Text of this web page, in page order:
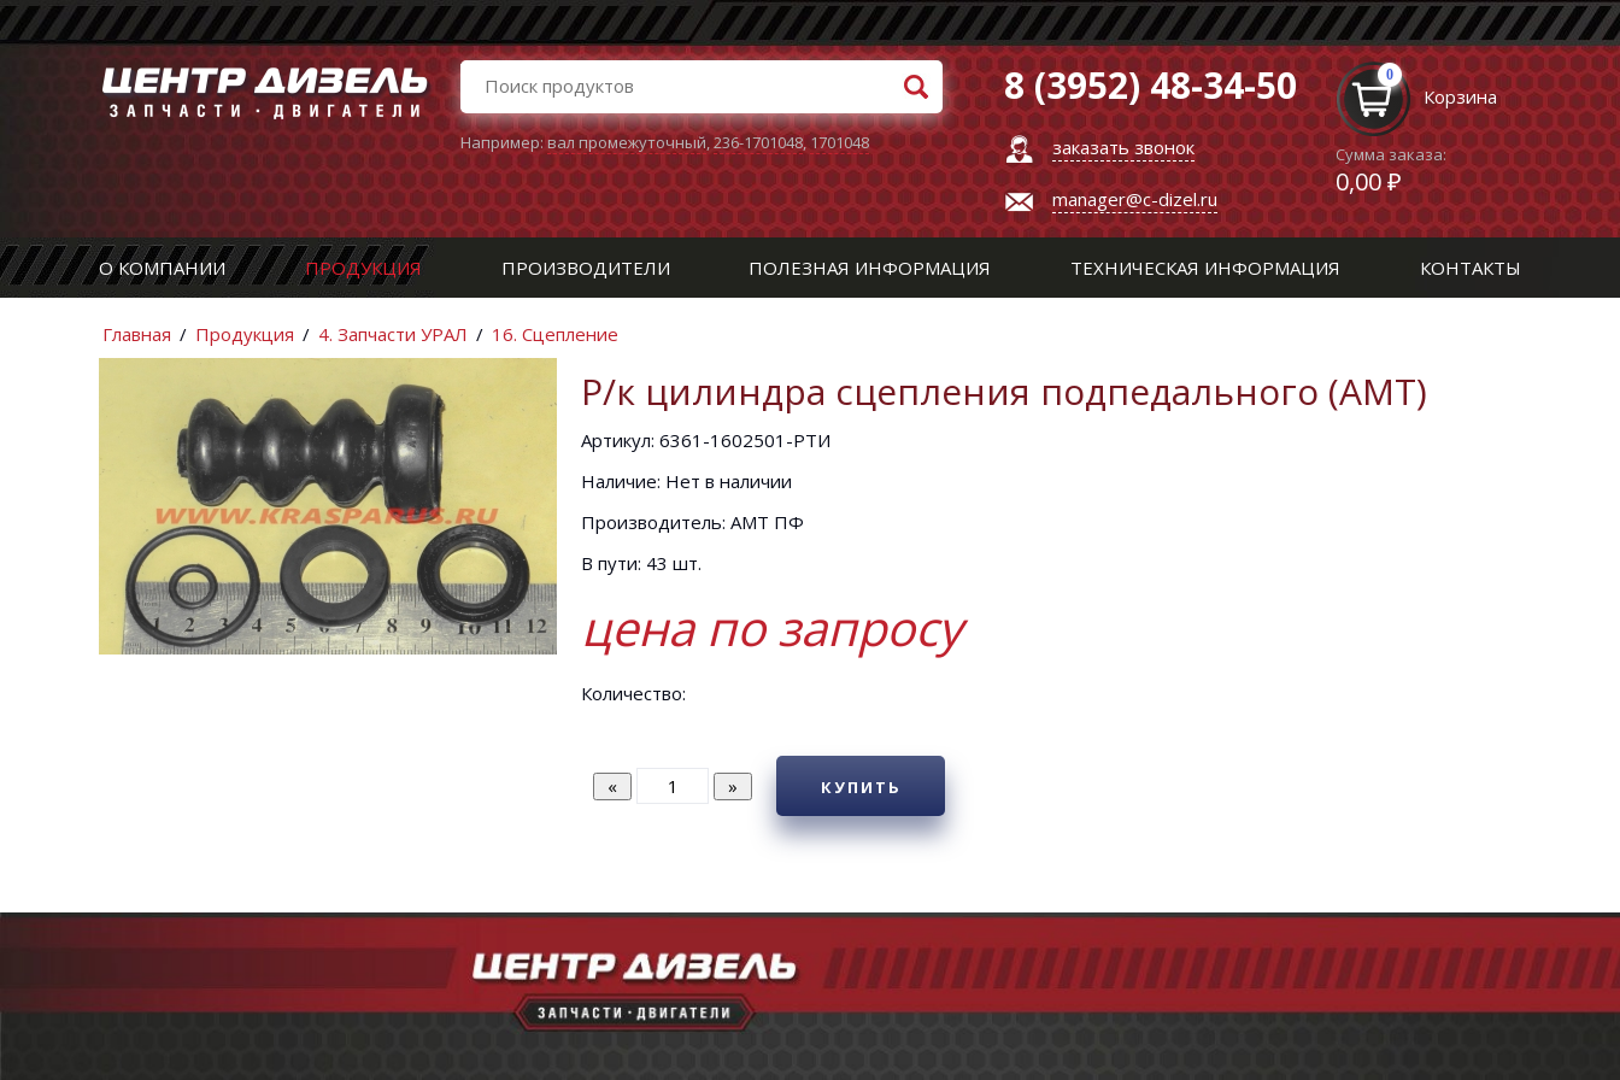
Например:вал промежуточный,236-1701048,1701048
8 (3952) 48-34-50
заказать звонок
manager@c-dizel.ru
0
Корзина
Сумма заказа:
0,00 ₽
О КОМПАНИИ ПРОДУКЦИЯ ПРОИЗВОДИТЕЛИ ПОЛЕЗНАЯ ИНФОРМАЦИЯ ТЕХНИЧЕСКАЯ ИНФОРМАЦИЯ КОНТАКТЫ
Главная / Продукция / 4. Запчасти УРАЛ / 16. Сцепление
Р/к цилиндра сцепления подпедального (АМТ)
Артикул: 6361-1602501-РТИ
Наличие: Нет в наличии
Производитель: АМТ ПФ
В пути: 43 шт.
цена по запросу
Количество:
КУПИТЬ